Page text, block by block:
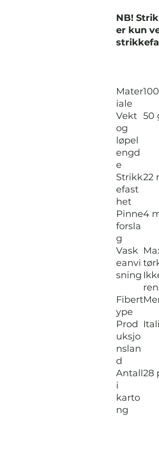
NB!
er kun
Mater
iale
Vekt
og
løpel
engd
e
50
Strikk
efast
het
22
Pinne
forsla
g
4
Vask
eanvi
sning
Fibert
ype
Prod
uksjo
nslan
d
Antall
i
karto
ng
28